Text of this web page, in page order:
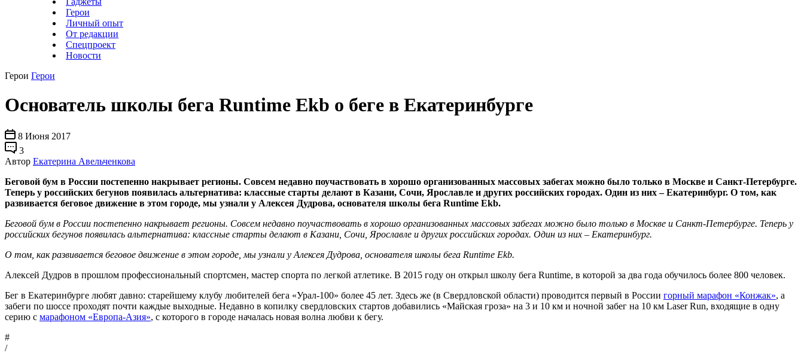
Герои
Личный опыт
От редакции
Спецпроект
Новости
Герои Герои
Основатель школы бега Runtime Ekb о беге в Екатеринбурге
8 Июня 2017
3
Автор Екатерина Авельченкова
Беговой бум в России постепенно накрывает регионы. Совсем недавно поучаствовать в хорошо организованных массовых забегах можно было только в Москве и Санкт-Петербурге.
Теперь у российских бегунов появилась альтернатива: классные старты делают в Казани, Сочи, Ярославле и других российских городах. Один из них – Екатеринбург. О том, как
развивается беговое движение в этом городе, мы узнали у Алексея Дудрова, основателя школы бега Runtime Ekb.
Беговой бум в России постепенно накрывает регионы. Совсем недавно поучаствовать в хорошо организованных массовых забегах можно было только в Москве и Санкт-Петербурге. Теперь у
российских бегунов появилась альтернатива: классные старты делают в Казани, Сочи, Ярославле и других российских городах. Один из них – Екатеринбург.
О том, как развивается беговое движение в этом городе, мы узнали у Алексея Дудрова, основателя школы бега Runtime Ekb.
Алексей Дудров в прошлом профессиональный спортсмен, мастер спорта по легкой атлетике. В 2015 году он открыл школу бега Runtime, в которой за два года обучилось более 800 человек.
Бег в Екатеринбурге любят давно: старейшему клубу любителей бега «Урал-100» более 45 лет. Здесь же (в Свердловской области) проводится первый в России горный марафон «Конжак», а
забеги по шоссе проходят почти каждые выходные. Недавно в копилку свердловских стартов добавились «Майская гроза» на 3 и 10 км и ночной забег на 10 км Laser Run, входящие в одну
серию с марафоном «Европа-Азия», с которого в городе началась новая волна любви к бегу.
#
/